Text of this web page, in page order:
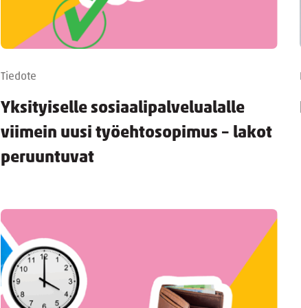
Tiedote
Yksityiselle sosiaalipalvelualalle
viimein uusi työehtosopimus – lakot
peruuntuvat